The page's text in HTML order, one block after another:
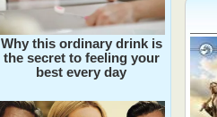
Why this ordinary drink is
the secret to feeling your
best every day